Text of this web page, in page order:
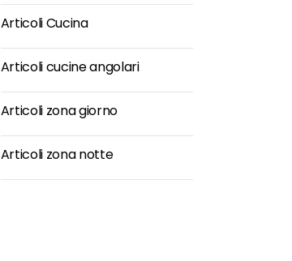
Articoli Cucina
Articoli cucine angolari
Articoli zona giorno
Articoli zona notte